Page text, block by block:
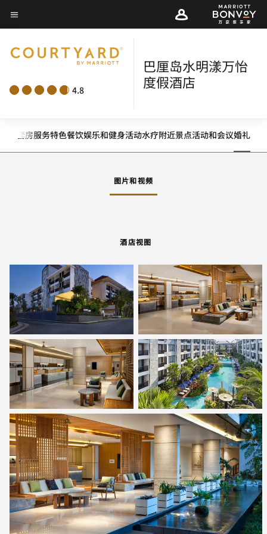
Skip
to
content
菜单文本
4.8
巴厘岛水明漾万怡
度假酒店
向左箭头
套房服务特色餐饮娱乐和健身活动水疗附近景点活动和会议婚礼
图片和视频
酒店视图